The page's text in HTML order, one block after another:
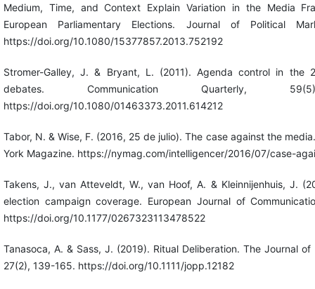
Medium, Time, and Context Explain Variation in the Media
European Parliamentary Elections. Journal of Political
https://doi.org/10.1080/15377857.2013.752192
Stromer-Galley, J. & Bryant, L. (2011). Agenda control in the
debates. Communication Quarterly,
https://doi.org/10.1080/01463373.2011.614212
Tabor, N. & Wise, F. (2016, 25 de julio). The case against the
York Magazine. https://nymag.com/intelligencer/2016/07/case-
Takens, J., van Atteveldt, W., van Hoof, A. & Kleinnijenhuis, J.
election campaign coverage. European Journal of
https://doi.org/10.1177/0267323113478522
Tanasoca, A. & Sass, J. (2019). Ritual Deliberation. The Journal of
27(2), 139-165. https://doi.org/10.1111/jopp.12182